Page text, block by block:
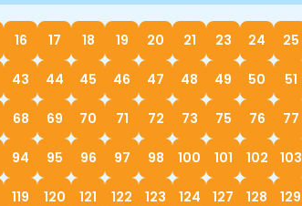
16 17 18 19 20 21 23 24 25
43 44 45 46 47 48 49 50 51
68 69 70 71 72 73 75 76 77
94 95 96 97 98 100 101 102 103
119 120 121 122 123 124 127 128 129